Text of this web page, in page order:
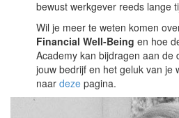
bewust werkgever reeds lange
Wil je meer te weten komen
Financial Well-Beingen hoe
Academy kan bijdragen aan de
jouw bedrijf en het geluk van je
naardeze pagina.